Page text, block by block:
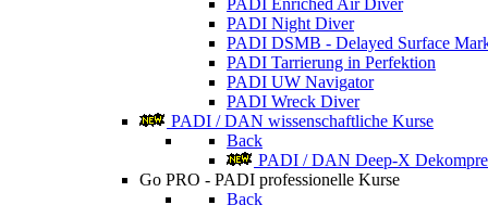
PADI Enriched Air Diver
PADI Night Diver
PADI DSMB - Delayed Surface
PADI Tarrierung in Perfektion
PADI UW Navigator
PADI Wreck Diver
PADI / DAN wissenschaftliche Kurse
Back
PADI / DAN Deep-X
Go PRO - PADI professionelle Kurse
Back